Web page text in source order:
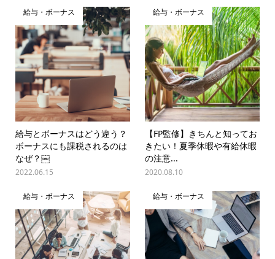
給与・ボーナス
給与とボーナスはどう違う？
ボーナスにも課税されるのは
なぜ？￼
2022.06.15
給与・ボーナス
【FP監修】きちんと知ってお
きたい！夏季休暇や有給休暇
の注意...
2020.08.10
給与・ボーナス 給与・ボーナス